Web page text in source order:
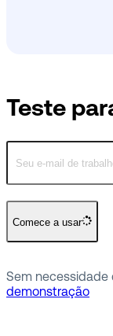
Teste
Comece a usar
Sem
demonstração